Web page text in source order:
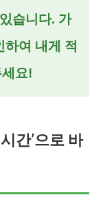
습니다. 가
여 내게 적
요!
간’으로 바